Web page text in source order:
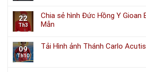
22
Th3
Chia sẻ hình Đức Hồng Y Gioan
Mẫn
09
Th10
Tải Hình ảnh Thánh Carlo Acutis